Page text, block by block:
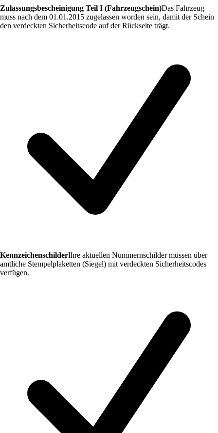
Zulassungsbescheinigung Teil I (Fahrzeugschein)Das Fahrzeug
muss nach dem 01.01.2015 zugelassen worden sein, damit der Schein
den verdeckten Sicherheitscode auf der Rückseite trägt.
KennzeichenschilderIhre aktuellen Nummernschilder müssen über
amtliche Stempelplaketten (Siegel) mit verdeckten Sicherheitscodes
verfügen.